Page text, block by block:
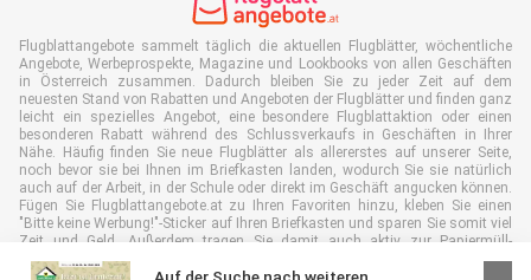
Auf der Suche nach weiteren
Flugblattangebote sammelt täglich die aktuellen Flugblätter, wöchentliche
Angebote, Werbeprospekte, Magazine und Lookbooks von allen Geschäften
in Österreich zusammen. Dadurch bleiben Sie zu jeder Zeit auf dem
neuesten Stand von Rabatten und Angeboten der Flugblätter und finden ganz
leicht ein spezielles Angebot, eine besondere Flugblattaktion oder einen
besonderen Rabatt während des Schlussverkaufs in Geschäften in Ihrer
Nähe. Häufig finden Sie neue Flugblätter als allererstes auf unserer Seite,
noch bevor sie bei Ihnen im Briefkasten landen, wodurch Sie sie natürlich
auch auf der Arbeit, in der Schule oder direkt im Geschäft angucken können.
Fügen Sie Flugblattangebote.at zu Ihren Favoriten hinzu, kleben Sie einen
"Bitte keine Werbung!"-Sticker auf Ihren Briefkasten und sparen Sie somit viel
Zeit und Geld. Außerdem tragen Sie damit auch aktiv zur Papiermüll-
Reduktion bei, was gut für unsere Umwelt ist.